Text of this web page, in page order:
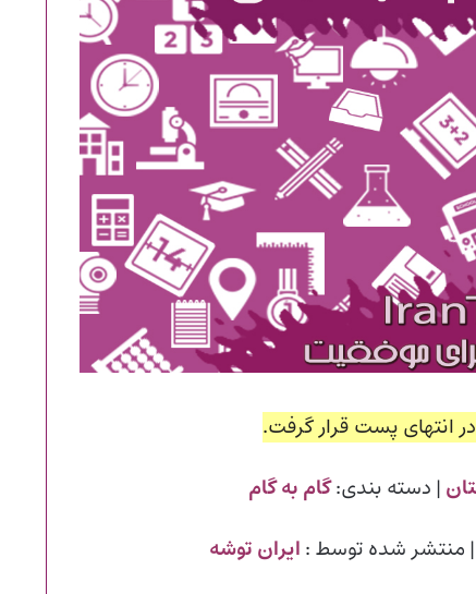
در انتهای پست قرار گرفت.
| دسته بندی:گام به گام
| منتشر شده توسط : ایران توشه